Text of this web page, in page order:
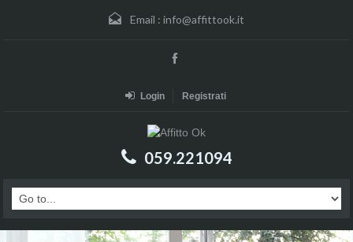
Email : info@affittook.it
Login Registrati
059.221094